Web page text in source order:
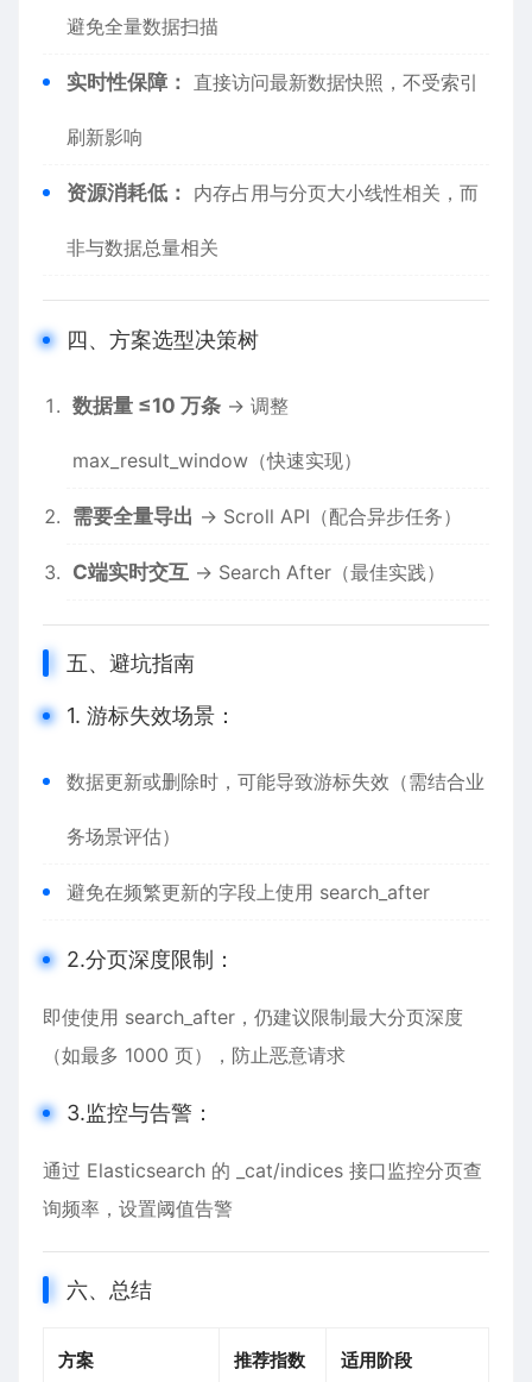
避免全量数据扫描
​​实时性保障​​： 直接访问最新数据快照，不受索引
刷新影响
资源消耗低​​： 内存占用与分页大小线性相关，而
非与数据总量相关
四、方案选型决策树
数据量 ≤10 万条​​ → 调整
max_result_window（快速实现）
需要全量导出​​ → Scroll API（配合异步任务）
C端实时交互​​ → Search After（最佳实践）
五、避坑指南
1. 游标失效场景​​：
数据更新或删除时，可能导致游标失效（需结合业
务场景评估）
避免在频繁更新的字段上使用 search_after
2.分页深度限制​​：
即使使用 search_after，仍建议限制最大分页深度
（如最多 1000 页），防止恶意请求
​​3.监控与告警​​：
通过 Elasticsearch 的 _cat/indices 接口监控分页查
询频率，设置阈值告警
六、总结
方案 推荐指数 适用阶段